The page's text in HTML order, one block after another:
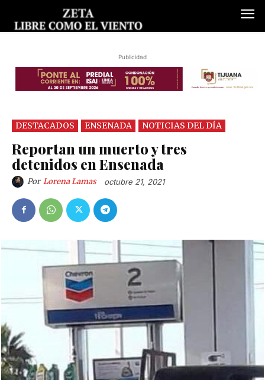
Publicidad
DESTACADOS ENSENADA NOTICIAS DEL DÍA
Reportan un muerto y tres
detenidos en Ensenada
Por Lorena Lamas octubre 21, 2021